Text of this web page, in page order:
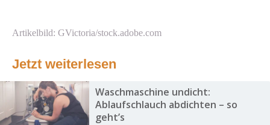
Artikelbild: GVictoria/stock.adobe.com
Jetzt weiterlesen
Waschmaschine undicht:
Ablaufschlauch abdichten – so
geht’s